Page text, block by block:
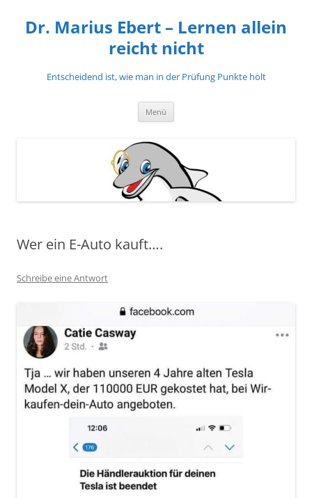
springen
Dr. Marius Ebert – Lernen allein
reicht nicht
Entscheidend ist, wie man in der Prüfung Punkte holt
Menü
Wer ein E-Auto kauft….
Schreibe eine Antwort